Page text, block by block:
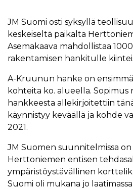
JM Suomi osti syksyllä
keskeiseltä paikalta
Asemakaava mahdollistaa
rakentamisen hankitulle
A-Kruunun hanke on
kohteita ko. alueella.
hankkeesta allekirjoitettiin
käynnistyy keväällä ja kohde
2021.
JM Suomen suunnitelmissa
Herttoniemen entisen
ympäristöystävällinen
Suomi oli mukana jo